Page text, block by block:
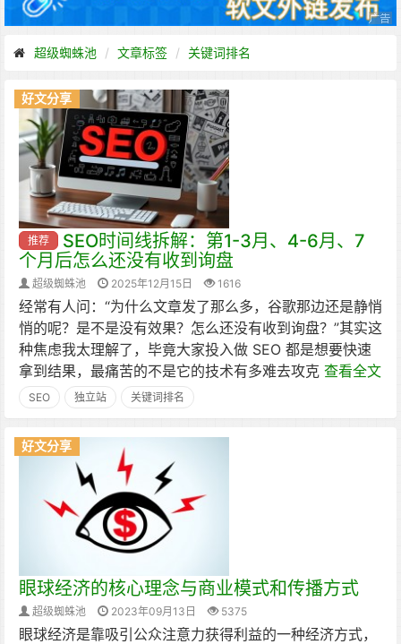
超级蜘蛛池 文章标签 关键词排名
好文分享
推荐
SEO时间线拆解：第1-3月、4-6月、7
个月后怎么还没有收到询盘
超级蜘蛛池 2025年12月15日 1616
经常有人问：“为什么文章发了那么多，谷歌那边还是静悄
悄的呢？是不是没有效果？怎么还没有收到询盘？”其实这
种焦虑我太理解了，毕竟大家投入做 SEO 都是想要快速
拿到结果，最痛苦的不是它的技术有多难去攻克 查看全文
SEO 独立站 关键词排名
好文分享
眼球经济的核心理念与商业模式和传播方式
超级蜘蛛池 2023年09月13日 5375
眼球经济是靠吸引公众注意力获得利益的一种经济方式，